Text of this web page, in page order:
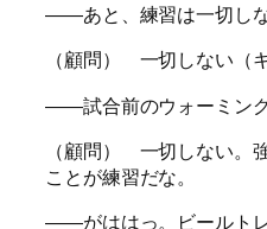
――あと、練習は一切し
（顧問） 一切しない（
――試合前のウォーミン
（顧問） 一切しない。
ことが練習だな。
――がははっ。ビールトレ